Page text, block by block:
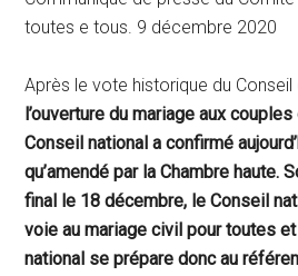
toutes e tous. 9 décembre 2020
Après le vote historique du Conseil
l’ouverture du mariage aux
Conseil national a confirmé
qu’amendé par la Chambre haute.
final le 18 décembre, le Conseil
voie au mariage civil pour toutes
national se prépare donc au